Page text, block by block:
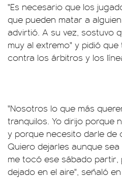
"Es necesario que los
que pueden matar a
advirtió. A su vez, sostuvo
muy al extremo" y pidió
contra los árbitros y los
"Nosotros lo que más
tranquilos. Yo dirijo porque
y porque necesito darle de
Quiero dejarles aunque
me tocó ese sábado partir,
dejado en el aire", señaló en